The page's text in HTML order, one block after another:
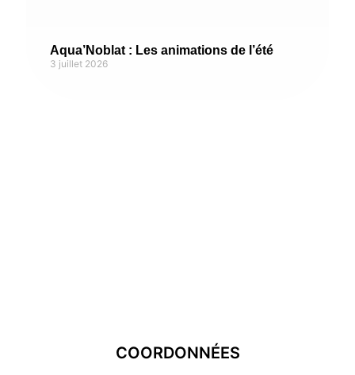
Aqua’Noblat : Les animations de l’été
3 juillet 2026
COORDONNÉES